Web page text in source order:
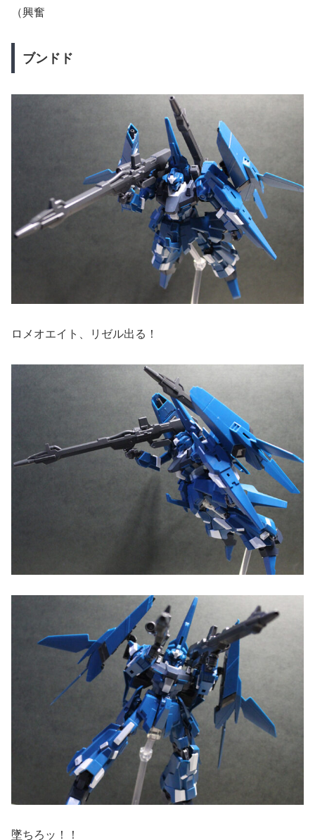
（興奮
ブンドド
ロメオエイト、リゼル出る！
墜ちろッ！！